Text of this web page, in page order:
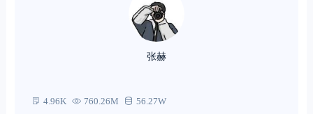
张赫
4.96K 760.26M 56.27W